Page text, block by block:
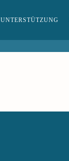
UNTERSTÜTZUNG